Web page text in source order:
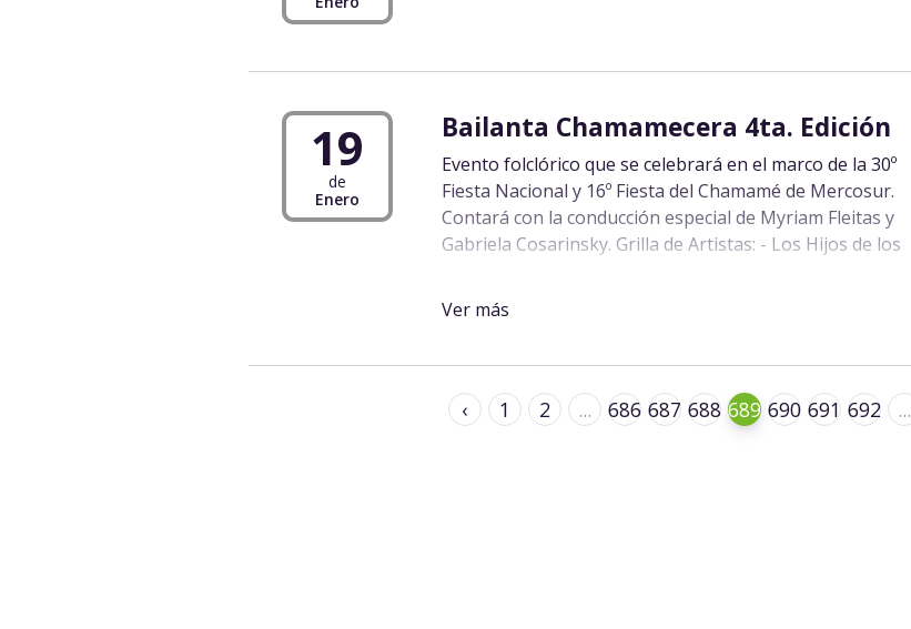
19
de
Enero
Bailanta Chamamecera 4ta. Edición
Evento folclórico que se celebrará en el marco de la 30º
Fiesta Nacional y 16º Fiesta del Chamamé de Mercosur.
Contará con la conducción especial de Myriam Fleitas y
Gabriela Cosarinsky. Grilla de Artistas: - Los Hijos de los
Los Nuevos Vecinos - Nino Ramírez - Agustín Acuña -
Embajada Playadito
Ver más
‹ 1 2 ... 686 687 688 689 690 691 692 ...